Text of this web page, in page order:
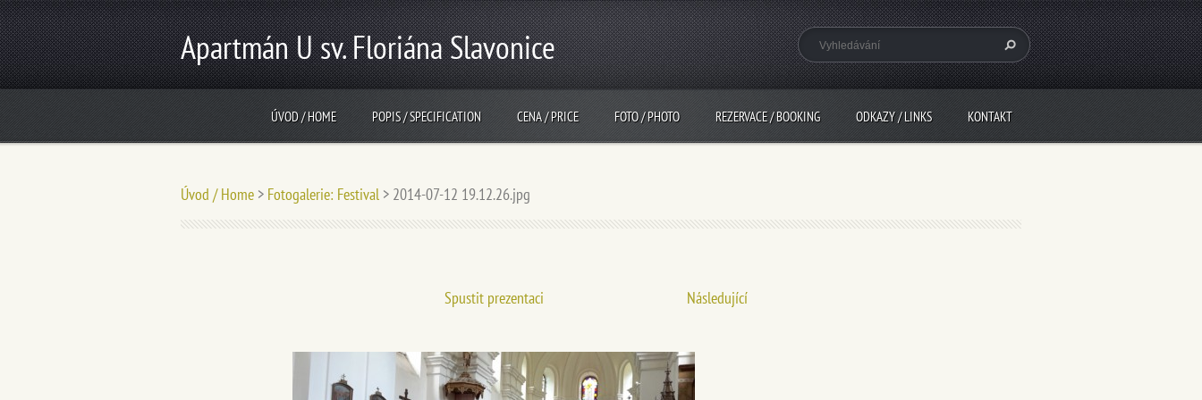
Apartmán U sv. Floriána Slavonice
ÚVOD / HOME POPIS / SPECIFICATION CENA / PRICE FOTO / PHOTO REZERVACE / BOOKING ODKAZY / LINKS KONTAKT
Úvod / Home > Fotogalerie: Festival > 2014-07-12 19.12.26.jpg
Spustit prezentaci Následující